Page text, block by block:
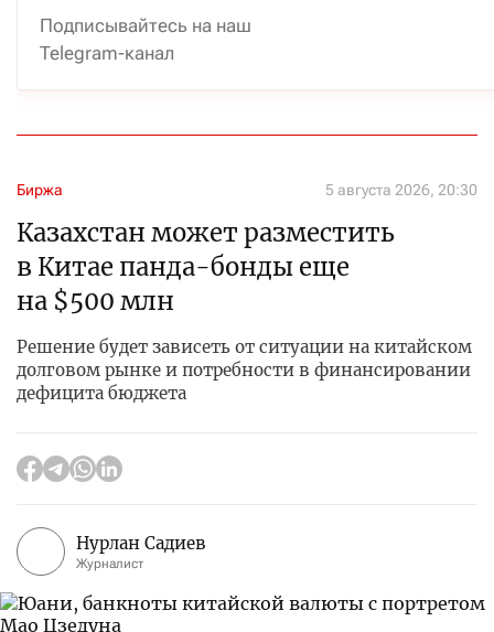
Подписывайтесь на наш
Telegram-канал
Биржа 5 августа 2026, 20:30
Казахстан может разместить
в Китае панда-бонды еще
на $500 млн
Решение будет зависеть от ситуации на китайском
долговом рынке и потребности в финансировании
дефицита бюджета
Нурлан Садиев
Журналист